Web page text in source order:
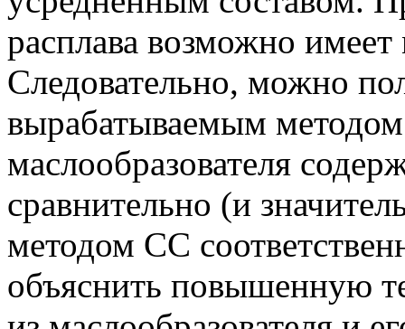
расплава возможно
Следовательно, можно
вырабатываемым
маслообразователя
сравнительно (и
методом CC
объяснить повышенную